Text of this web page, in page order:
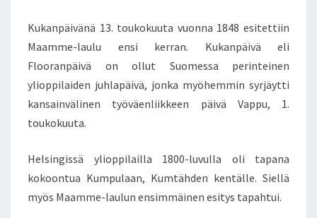
N
Ä
V
Ä
K
E
V
N
T
S
Kukanpäivänä 13. toukokuuta vuonna 1848 esitettiin
Maamme-laulu ensi kerran. Kukanpäivä eli
Flooranpäivä on ollut Suomessa perinteinen
ylioppilaiden juhlapäivä, jonka myöhemmin syrjäytti
kansainvälinen työväenliikkeen päivä Vappu, 1.
toukokuuta.
Helsingissä ylioppilailla 1800-luvulla oli tapana
kokoontua Kumpulaan, Kumtähden kentälle. Siellä
myös Maamme-laulun ensimmäinen esitys tapahtui.